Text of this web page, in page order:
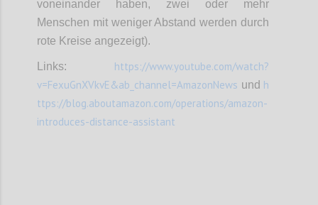
voneinander haben, zwei oder mehr
Menschen mit weniger Abstand werden durch
rote Kreise angezeigt).
Links: https://www.youtube.com/watch?
v=FexuGnXVkvE&ab_channel=AmazonNews und h
ttps://blog.aboutamazon.com/operations/amazon-
introduces-distance-assistant